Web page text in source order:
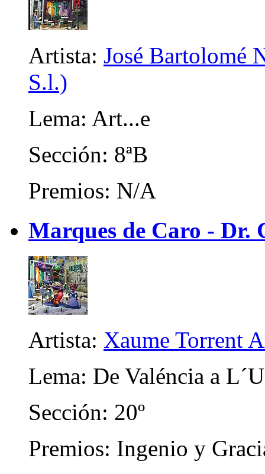
Artista: José Bartolomé
S.l.)
Lema: Art...e
Sección: 8ªB
Premios: N/A
Marques de Caro -
Artista: Xaume Torrent
Lema: De Valéncia a
Sección: 20º
Premios: Ingenio y